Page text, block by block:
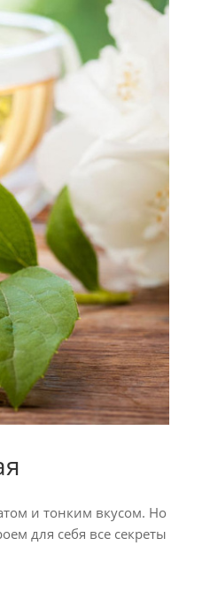
и тонким вкусом. Но
для себя все секреты